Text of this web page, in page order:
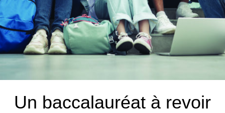
Un baccalauréat à revoir